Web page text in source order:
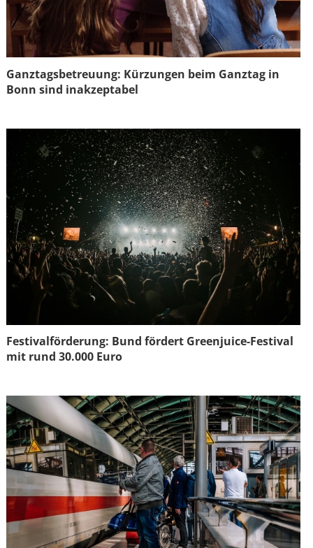
Ganztagsbetreuung: Kürzungen beim Ganztag in
Bonn sind inakzeptabel
Festivalförderung: Bund fördert Greenjuice-Festival
mit rund 30.000 Euro